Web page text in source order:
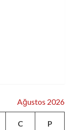
Ağustos 2026
C P